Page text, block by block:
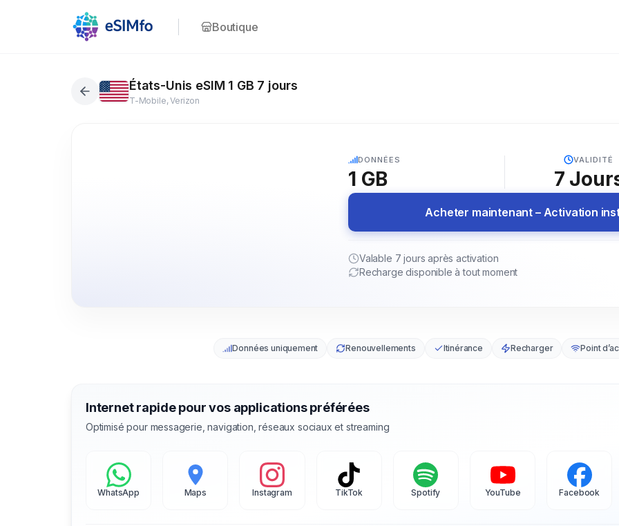
Boutique
États-Unis eSIM 1 GB 7 jours
T-Mobile, Verizon
DONNÉES
1 GB
VALIDITÉ
7
Acheter maintenant – Activation
Valable 7 jours après activation
Recharge disponible à tout moment
Données uniquement Renouvellements Itinérance Recharger Point
Internet rapide pour vos applications préférées
Optimisé pour messagerie, navigation, réseaux sociaux et streaming
WhatsApp Maps Instagram TikTok Spotify YouTube Facebook